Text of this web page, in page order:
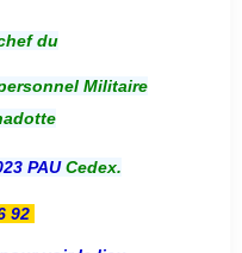
du
Militaire
PAUCedex.
92